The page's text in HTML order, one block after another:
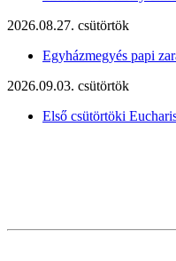
2026.08.27. csütörtök
Egyházmegyés papi
2026.09.03. csütörtök
Első csütörtöki